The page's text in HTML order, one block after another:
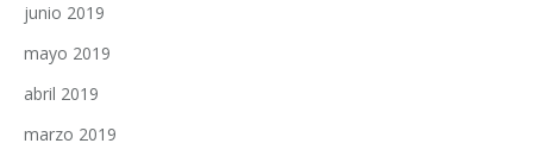
junio 2019
mayo 2019
abril 2019
marzo 2019